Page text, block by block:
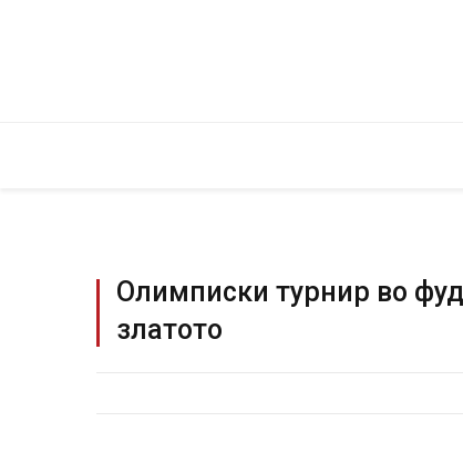
Олимписки турнир во
златото